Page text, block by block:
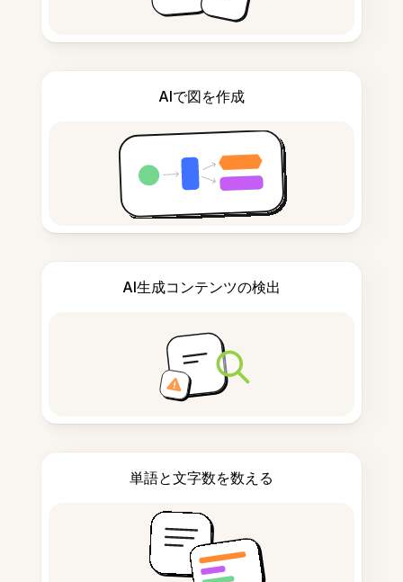
AIで図を作成
AI生成コンテンツの検出
単語と文字数を数える